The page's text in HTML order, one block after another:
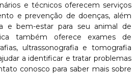
e técnicos oferecem serviços
e prevenção de doenças, além
e bem-estar para seu animal de
também oferece exames de
ultrassonografia e tomografia
a identificar e tratar problemas
conosco para saber mais sobre